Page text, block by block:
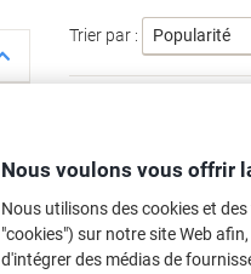
Trier par :
Nous voulons vous offrir
Nous utilisons des cookies et
"cookies") sur notre site Web
d'intégrer des médias de